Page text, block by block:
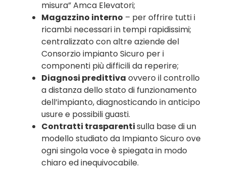
misura” Amca Elevatori;
Magazzino interno – per offrire tutti i
ricambi necessari in tempi rapidissimi;
centralizzato con altre aziende del
Consorzio impianto Sicuro per i
componenti più difficili da reperire;
Diagnosi predittiva ovvero il controllo
a distanza dello stato di funzionamento
dell’impianto, diagnosticando in anticipo
usure e possibili guasti.
Contratti trasparentisulla base di un
modello studiato da Impianto Sicuro ove
ogni singola voce è spiegata in modo
chiaro ed inequivocabile.